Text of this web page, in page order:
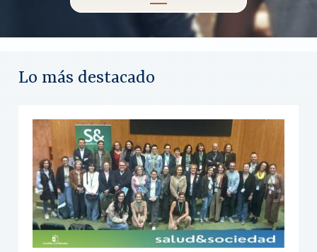
Lo más destacado